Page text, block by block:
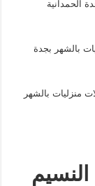
الحمدانية
بالشهر بجدة
منزليات بالشهر